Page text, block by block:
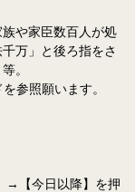
族や家臣数百人が処
万」と後ろ指をさ
。
参照願います。
→【今日以降】を押